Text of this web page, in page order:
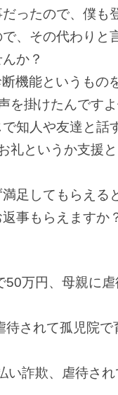
ったので、僕も
、その代わりと
か？
機能というもの
を掛けたんです
知人や友達と話
礼というか支援
足してもらえる
事もらえますか
50万円、母親に
待されて孤児院
い詐欺、虐待さ